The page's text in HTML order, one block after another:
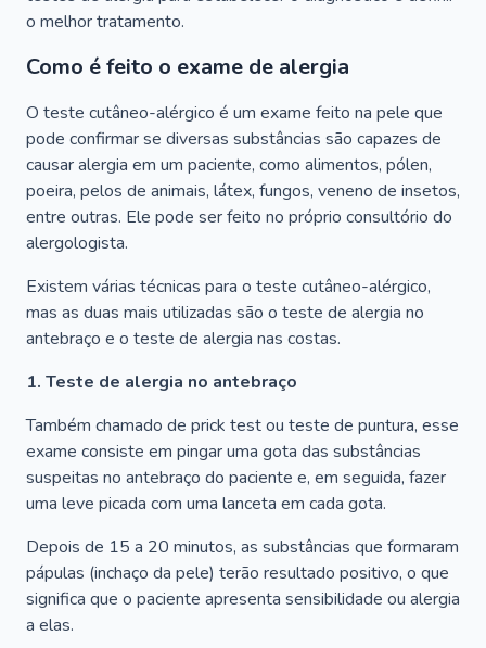
o melhor tratamento.
Como é feito o exame de alergia
O teste cutâneo-alérgico é um exame feito na pele que
pode confirmar se diversas substâncias são capazes de
causar alergia em um paciente, como alimentos, pólen,
poeira, pelos de animais, látex, fungos, veneno de insetos,
entre outras. Ele pode ser feito no próprio consultório do
alergologista.
Existem várias técnicas para o teste cutâneo-alérgico,
mas as duas mais utilizadas são o teste de alergia no
antebraço e o teste de alergia nas costas.
1. Teste de alergia no antebraço
Também chamado de prick test ou teste de puntura, esse
exame consiste em pingar uma gota das substâncias
suspeitas no antebraço do paciente e, em seguida, fazer
uma leve picada com uma lanceta em cada gota.
Depois de 15 a 20 minutos, as substâncias que formaram
pápulas (inchaço da pele) terão resultado positivo, o que
significa que o paciente apresenta sensibilidade ou alergia
a elas.